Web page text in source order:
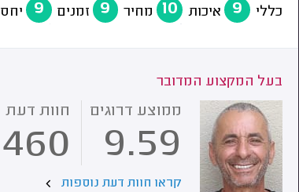
כללי
9 איכות 10 מחיר 9 זמנים 9 יחס
בעל המקצוע המדובר
ממוצע דרוגים
9.59
חוות דעת
460
קראו חוות דעת נוספות